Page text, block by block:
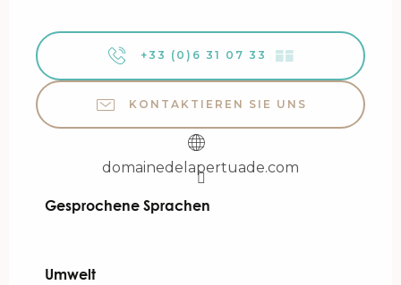
+33 (0)6 31 07 33 ▒▒
KONTAKTIEREN SIE UNS
domainedelapertuade.com
Gesprochene Sprachen
Gesprochene Sprachen
Umwelt
Umwelt